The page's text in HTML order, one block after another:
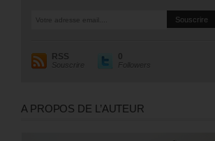
RSS
Souscrire
0
Followers
A PROPOS DE L’AUTEUR